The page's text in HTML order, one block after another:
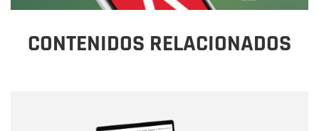
CONTENIDOS RELACIONADOS